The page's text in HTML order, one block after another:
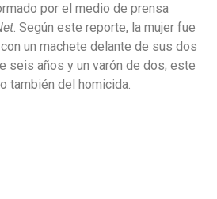
por el medio de prensa
. Según este reporte, la mujer fue
un machete delante de sus dos
seis años y un varón de dos; este
también del homicida.